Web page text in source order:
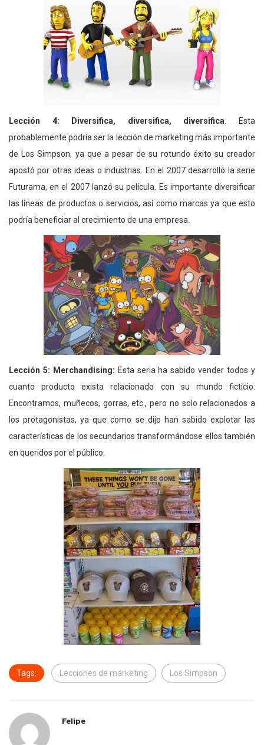
Lección 4: Diversifica, diversifica, diversifica . Esta
probablemente podría ser la lección de marketing más importante
de Los Simpson, ya que a pesar de su rotundo éxito su creador
apostó por otras ideas o industrias. En el 2007 desarrolló la serie
Futurama, en el 2007 lanzó su película. Es importante diversificar
las líneas de productos o servicios, así como marcas ya que esto
podría beneficiar al crecimiento de una empresa.
Lección 5: Merchandising: Esta seria ha sabido vender todos y
cuanto producto exista relacionado con su mundo ficticio.
Encontramos, muñecos, gorras, etc., pero no solo relacionados a
los protagonistas, ya que como se dijo han sabido explotar las
características de los secundarios transformándose ellos también
en queridos por el público.
Tags: Lecciones de marketing Los Simpson
Felipe